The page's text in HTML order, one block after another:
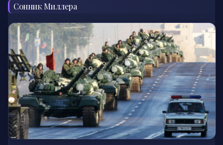
Сонник Миллера